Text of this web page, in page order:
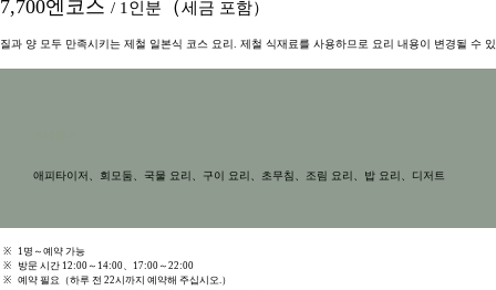
7,700엔코스 / 1인분 （세금 포함）
질과 양 모두 만족시키는 제철 일본식 코스 요리. 제철 식재료를 사용하므로 요리 내용이 변경될 수 있
애피타이저、회모둠、국물 요리、구이 요리、초무침、조림 요리、밥 요리、디저트
※
1명～예약 가능
※
방문 시간 12:00～14:00、17:00～22:00
※
예약 필요（하루 전 22시까지 예약해 주십시오.）